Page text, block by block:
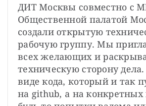
ДИТ Москвы совместно с
Общественной палатой
создали открытую
рабочую группу. Мы
всех желающих и
техническую сторону
виде кода, который и так
на github, а на конкретных